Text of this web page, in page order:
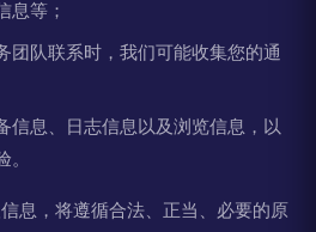
息等；
团队联系时，我们可能收集您的通
信息、日志信息以及浏览信息，以
。
息，将遵循合法、正当、必要的原